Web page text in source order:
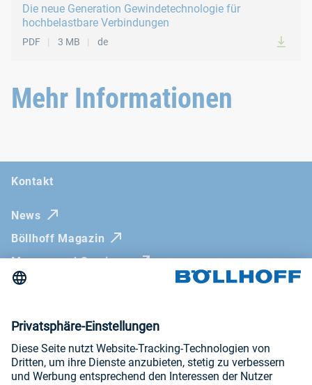
Die neue Generation Gewindetechnologie für
hochbelastbare Verbindungen
PDF 3 MB de
Mehr Informationen
Kontakt
News
Böllhoff Magazin
Messen und Seminare
Newsletter
Impressum
AGB
Datenschutzerklärung